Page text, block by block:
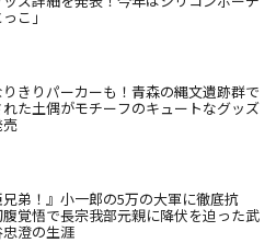
こ」
きりパーカーも！青森の縄文遺跡群で
た土偶がモチーフのキュートなグッズ
売
兄弟！』小一郎の5万の大軍に徹底抗
覚悟で長宗我部元親に降伏を迫った武
澄の生涯